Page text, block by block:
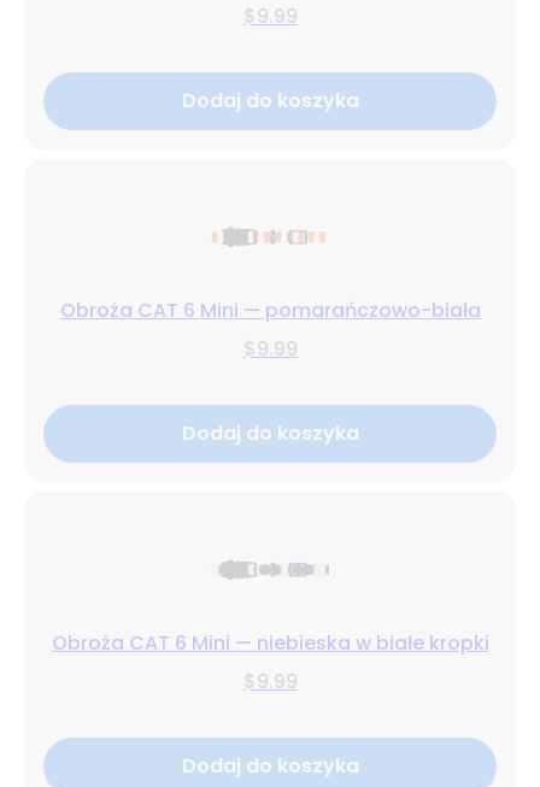
$9.99
Dodaj do koszyka
Obroża CAT 6 Mini — pomarańczowo-biała
$9.99
Dodaj do koszyka
Obroża CAT 6 Mini — niebieska w białe kropki
$9.99
Dodaj do koszyka